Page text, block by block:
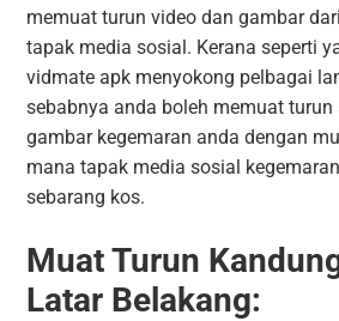
memuat turun video dan gambar
tapak media sosial. Kerana seperti
vidmate apk menyokong pelbagai
sebabnya anda boleh memuat turun
gambar kegemaran anda dengan
mana tapak media sosial
sebarang kos.
Muat Turun
Latar Belakang: